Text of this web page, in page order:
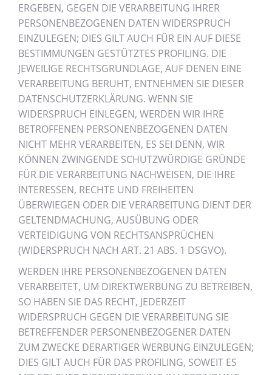
ERGEBEN, GEGEN DIE VERARBEITUNG IHRER
PERSONENBEZOGENEN DATEN WIDERSPRUCH
EINZULEGEN; DIES GILT AUCH FÜR EIN AUF DIESE
BESTIMMUNGEN GESTÜTZTES PROFILING. DIE
JEWEILIGE RECHTSGRUNDLAGE, AUF DENEN EINE
VERARBEITUNG BERUHT, ENTNEHMEN SIE DIESER
DATENSCHUTZERKLÄRUNG. WENN SIE
WIDERSPRUCH EINLEGEN, WERDEN WIR IHRE
BETROFFENEN PERSONENBEZOGENEN DATEN
NICHT MEHR VERARBEITEN, ES SEI DENN, WIR
KÖNNEN ZWINGENDE SCHUTZWÜRDIGE GRÜNDE
FÜR DIE VERARBEITUNG NACHWEISEN, DIE IHRE
INTERESSEN, RECHTE UND FREIHEITEN
ÜBERWIEGEN ODER DIE VERARBEITUNG DIENT DER
GELTENDMACHUNG, AUSÜBUNG ODER
VERTEIDIGUNG VON RECHTSANSPRÜCHEN
(WIDERSPRUCH NACH ART. 21 ABS. 1 DSGVO).
WERDEN IHRE PERSONENBEZOGENEN DATEN
VERARBEITET, UM DIREKTWERBUNG ZU BETREIBEN,
SO HABEN SIE DAS RECHT, JEDERZEIT
WIDERSPRUCH GEGEN DIE VERARBEITUNG SIE
BETREFFENDER PERSONENBEZOGENER DATEN
ZUM ZWECKE DERARTIGER WERBUNG EINZULEGEN;
DIES GILT AUCH FÜR DAS PROFILING, SOWEIT ES